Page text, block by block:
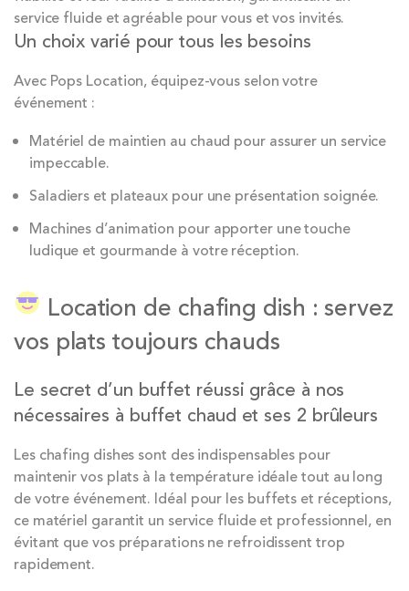
service fluide et agréable pour vous et vos invités.
Un choix varié pour tous les besoins
Avec Pops Location, équipez-vous selon votre
événement :
Matériel de maintien au chaud pour assurer un service
impeccable.
Saladiers et plateaux pour une présentation soignée.
Machines d’animation pour apporter une touche
ludique et gourmande à votre réception.
Location de chafing dish : servez
vos plats toujours chauds
Le secret d’un buffet réussi grâce à nos
nécessaires à buffet chaud et ses 2 brûleurs
Les chafing dishes sont des indispensables pour
maintenir vos plats à la température idéale tout au long
de votre événement. Idéal pour les buffets et réceptions,
ce matériel garantit un service fluide et professionnel, en
évitant que vos préparations ne refroidissent trop
rapidement.